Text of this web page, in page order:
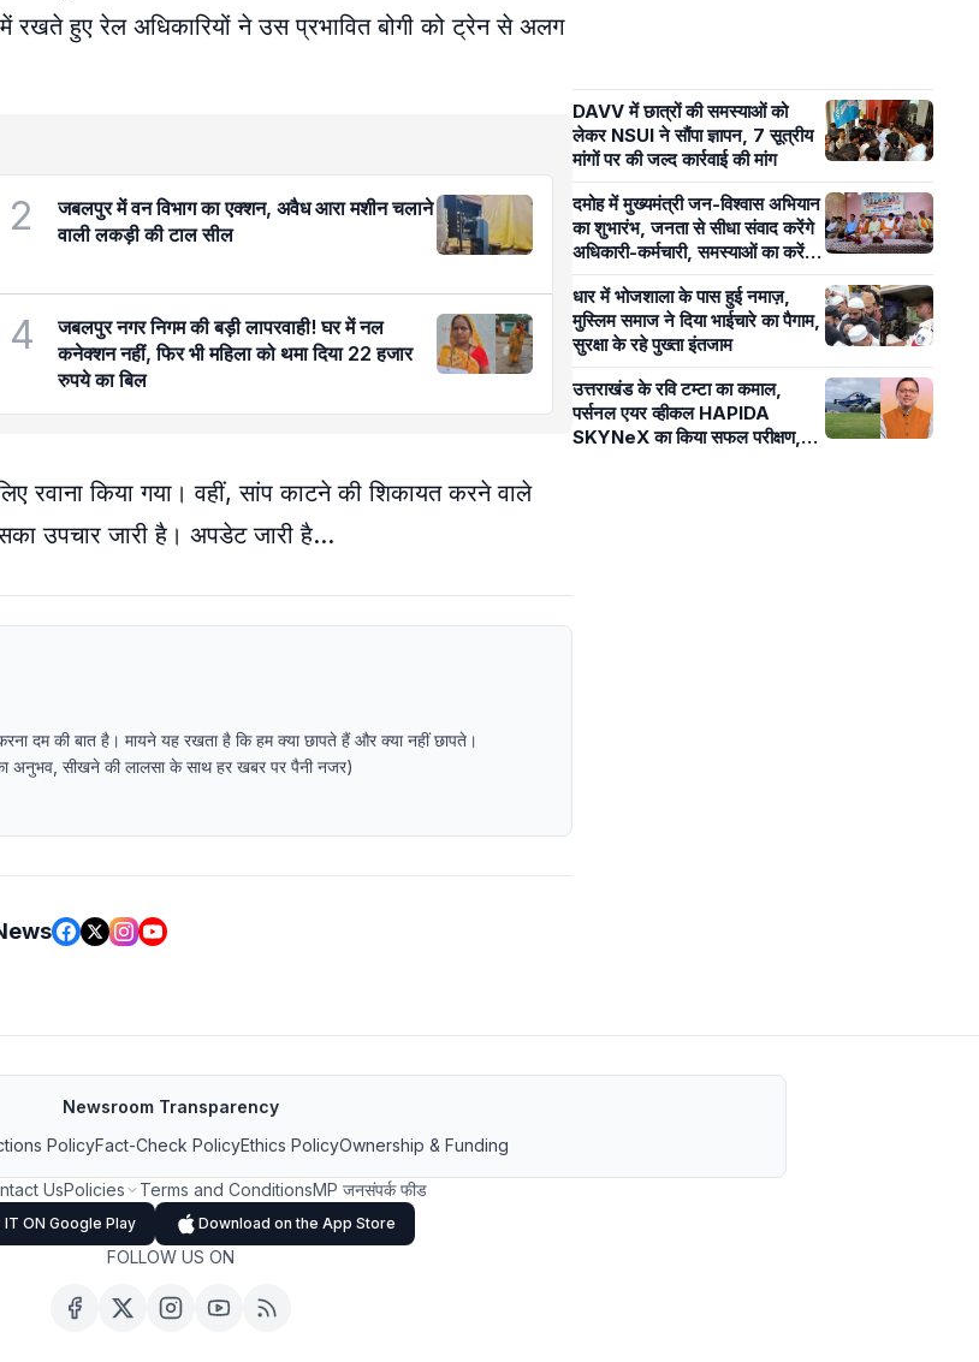
में रखते हुए रेल अधिकारियों ने उस प्रभावित बोगी को ट्रेन से अलग
2
जबलपुर में वन विभाग का एक्शन, अवैध आरा मशीन चलाने
वाली लकड़ी की टाल सील
4
जबलपुर नगर निगम की बड़ी लापरवाही! घर में नल
कनेक्शन नहीं, फिर भी महिला को थमा दिया 22 हजार
रुपये का बिल
किया गया। वहीं, सांप काटने की शिकायत करने वाले
उपचार जारी है। अपडेट जारी है…
दम की बात है। मायने यह रखता है कि हम क्या छापते हैं और क्या नहीं छापते।
अनुभव, सीखने की लालसा के साथ हर खबर पर पैनी नजर)
DAVV में छात्रों की समस्याओं को
लेकर NSUI ने सौंपा ज्ञापन, 7 सूत्रीय
मांगों पर की जल्द कार्रवाई की मांग
दमोह में मुख्यमंत्री जन-विश्वास अभियान
का शुभारंभ, जनता से सीधा संवाद करेंगे
अधिकारी-कर्मचारी, समस्याओं का करेंगे
निराकरण
धार में भोजशाला के पास हुई नमाज़,
मुस्लिम समाज ने दिया भाईचारे का पैगाम,
सुरक्षा के रहे पुख्ता इंतजाम
उत्तराखंड के रवि टम्टा का कमाल,
पर्सनल एयर व्हीकल HAPIDA
SKYNeX का किया सफल परीक्षण,
Newsroom Transparency
PolicyFact-Check PolicyEthics PolicyOwnership & Funding
UsPolicies Terms and ConditionsMP जनसंपर्क फीड
IT ON Google Play Download on the App Store
FOLLOW US ON